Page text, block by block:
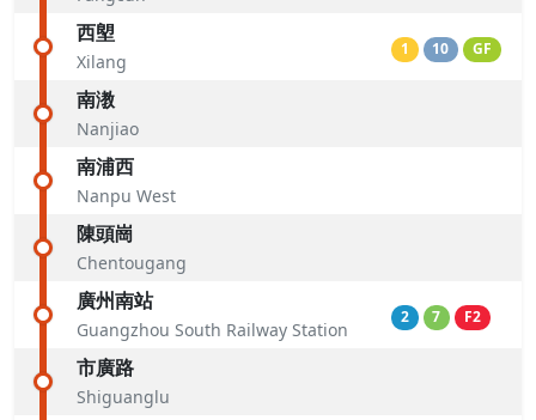
西塱
Xilang
1 10 GF
南漖
Nanjiao
南浦西
Nanpu West
陳頭崗
Chentougang
廣州南站
Guangzhou South Railway Station
2 7 F2
市廣路
Shiguanglu